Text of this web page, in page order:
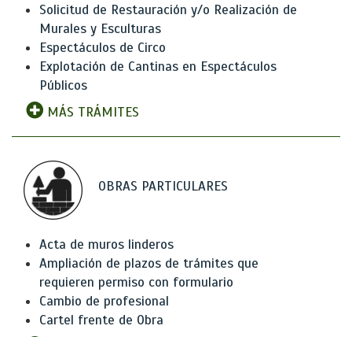
Solicitud de Restauración y/o Realización de
Murales y Esculturas
Espectáculos de Circo
Explotación de Cantinas en Espectáculos
Públicos
MÁS TRÁMITES
OBRAS PARTICULARES
Acta de muros linderos
Ampliación de plazos de trámites que
requieren permiso con formulario
Cambio de profesional
Cartel frente de Obra